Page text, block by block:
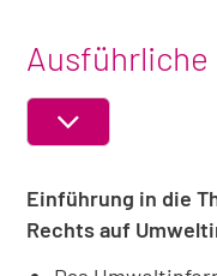
ABSCHNITT
ODER
AUSKLAPPEN
Einführung in die
Rechts auf